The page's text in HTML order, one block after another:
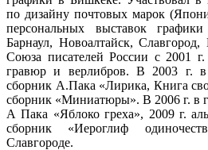
по дизайну почтовых марок
персональных выставок
Барнаул, Новоалтайск,
Союза писателей России с 2001
гравюр и верлибров. В 2003 г.
сборник А.Пака «Лирика, Книга
сборник «Миниатюры». В 2006 г. в
А Пака «Яблоко греха», 2009 г.
сборник «Иероглиф
Славгороде.